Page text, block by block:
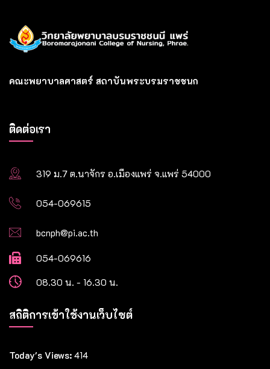
คณะพยาบาลศาสตร์ สถาบันพระบรมราชชนก
ติดต่อเรา
319 ม.7 ต.นาจักร อ.เมืองแพร่ จ.แพร่ 54000
054-069615
bcnph@pi.ac.th
054-069616
08.30 น. - 16.30 น.
สถิติการเข้าใช้งานเว็บไซต์
Today's Views: 414